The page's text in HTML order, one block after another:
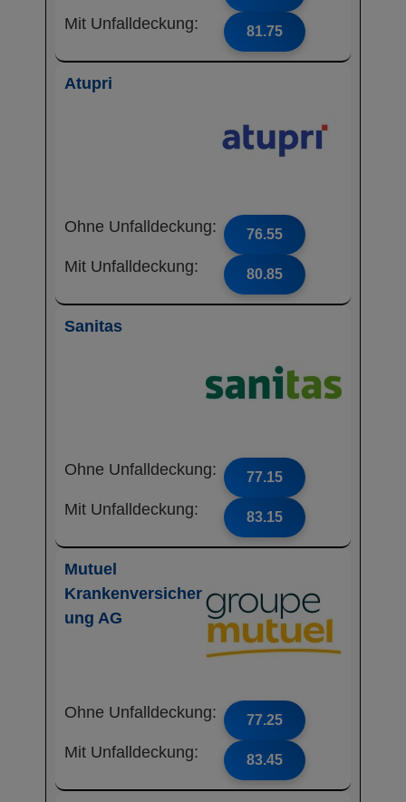
Mit Unfalldeckung: 81.75
Atupri
Ohne Unfalldeckung: 76.55
Mit Unfalldeckung: 80.85
Sanitas
Ohne Unfalldeckung: 77.15
Mit Unfalldeckung: 83.15
Mutuel
Krankenversicher
ung AG
Ohne Unfalldeckung: 77.25
Mit Unfalldeckung: 83.45